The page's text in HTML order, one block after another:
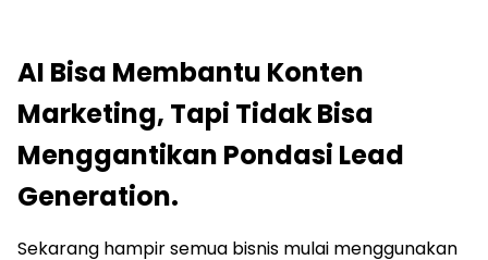
AI Bisa Membantu Konten
Marketing, Tapi Tidak Bisa
Menggantikan Pondasi Lead
Generation.
Sekarang hampir semua bisnis mulai menggunakan